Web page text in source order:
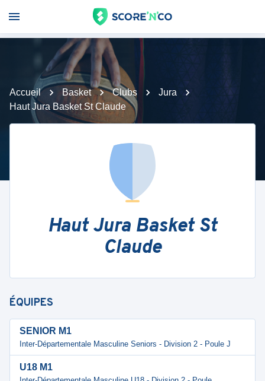
Accueil Basket Clubs
Jura
Haut Jura Basket St Claude
Haut Jura Basket St
Claude
ÉQUIPES
SENIOR M1
Inter-Départementale Masculine Seniors - Division 2 - Poule J
U18 M1